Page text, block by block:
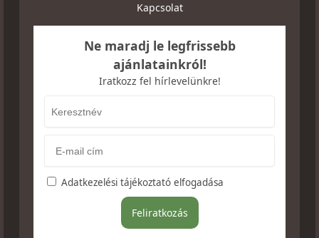
Kapcsolat
Ne maradj le legfrissebb
ajánlatainkról!
Iratkozz fel hírlevelünkre!
Adatkezelési tájékoztató elfogadása